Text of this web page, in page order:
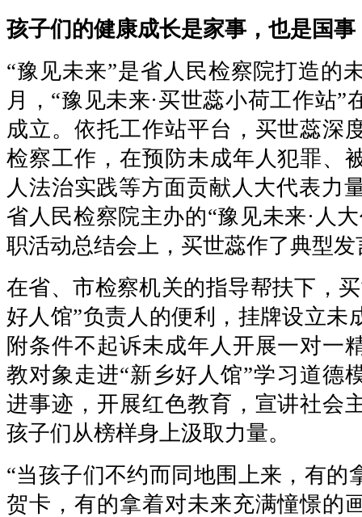
孩子们的健康成长是家事，也是国事
“豫见未来”是省人民检察院打造的
月，“豫见未来·买世蕊小荷工作站”
成立。依托工作站平台，买世蕊深
检察工作，在预防未成年人犯罪、
人法治实践等方面贡献人大代表力
省人民检察院主办的“豫见未来·人
职活动总结会上，买世蕊作了典型发
在省、市检察机关的指导帮扶下，
好人馆”负责人的便利，挂牌设立未
附条件不起诉未成年人开展一对一
教对象走进“新乡好人馆”学习道德
进事迹，开展红色教育，宣讲社会
孩子们从榜样身上汲取力量。
“当孩子们不约而同地围上来，有的
贺卡，有的拿着对未来充满憧憬的